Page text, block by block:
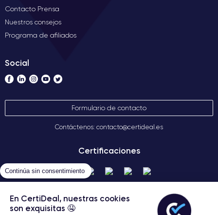
Continúa sin consentimiento
En CertiDeal, nuestras cookies
son exquisitas 🤤
Contacto Prensa
Nuestros consejos
Programa de afiliados
Social
Formulario de contacto
Contáctenos: contacto@certideal.es
Certificaciones